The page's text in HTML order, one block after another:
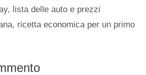
lista delle auto e prezzi
ricetta economica per un primo